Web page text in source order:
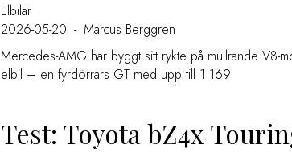
Elbilar
2026-05-20 - Marcus Berggren
Mercedes-AMG har byggt sitt rykte på mullrande
elbil – en fyrdörrars GT med upp till 1 169
Test: Toyota bZ4x